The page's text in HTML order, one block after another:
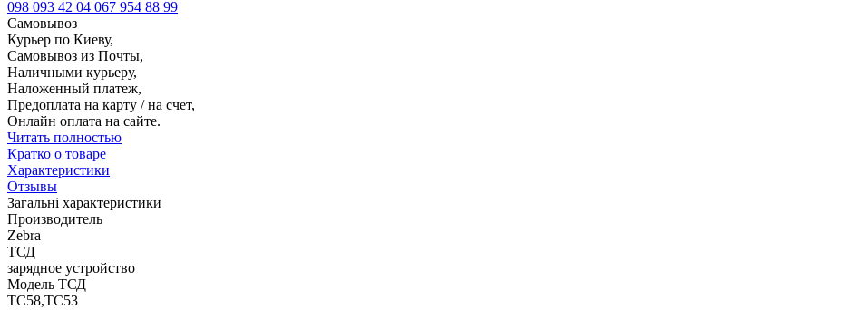
098 093 42 04 067 954 88 99
Самовывоз
Курьер по Киеву,
Самовывоз из Почты,
Наличными курьеру,
Наложенный платеж,
Предоплата на карту / на счет,
Онлайн оплата на сайте.
Читать полностью
Кратко о товаре
Характеристики
Отзывы
Загальні характеристики
Производитель
Zebra
ТСД
зарядное устройство
Модель ТСД
TC58,TC53